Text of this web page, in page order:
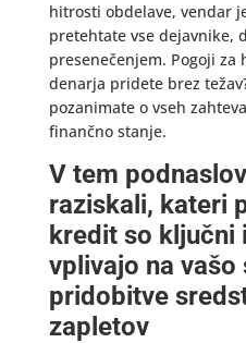
hitrosti obdelave, vendar
pretehtate vse dejavnike,
presenečenjem. Pogoji
denarja pridete brez
pozanimate o vseh
finančno stanje.
V tem
raziskali, kateri
kredit so ključni
vplivajo na
pridobitve
zapletov